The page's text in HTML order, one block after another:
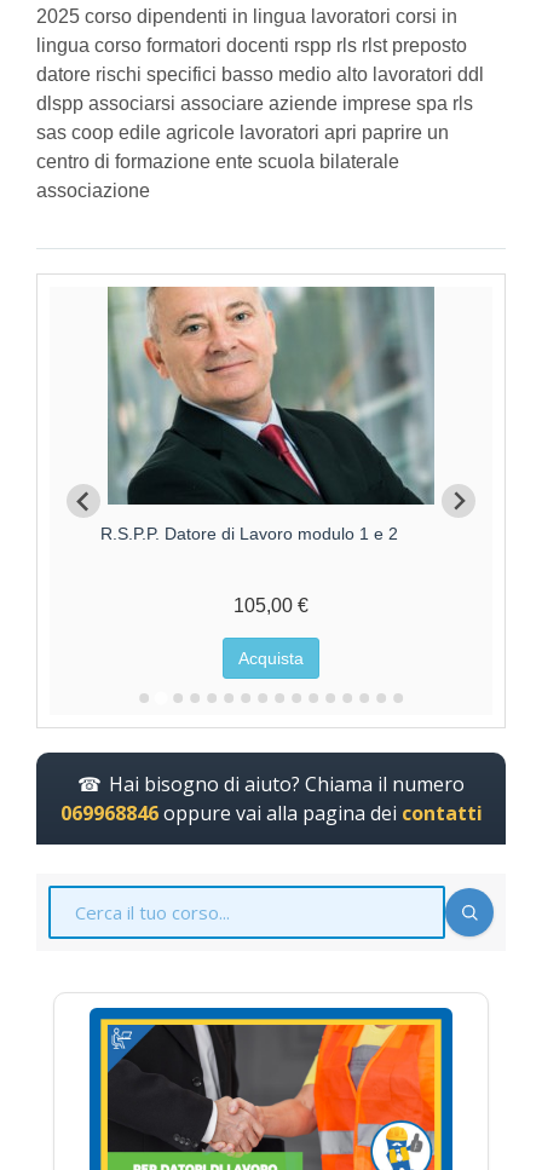
2025 corso dipendenti in lingua lavoratori corsi in
lingua corso formatori docenti rspp rls rlst preposto
datore rischi specifici basso medio alto lavoratori ddl
dlspp associarsi associare aziende imprese spa rls
sas coop edile agricole lavoratori apri paprire un
centro di formazione ente scuola bilaterale
associazione
R.S.P.P. Datore di Lavoro modulo 1 e 2
105,00 €
Acquista
Hai bisogno di aiuto? Chiama il numero
069968846oppure vai alla pagina dei contatti